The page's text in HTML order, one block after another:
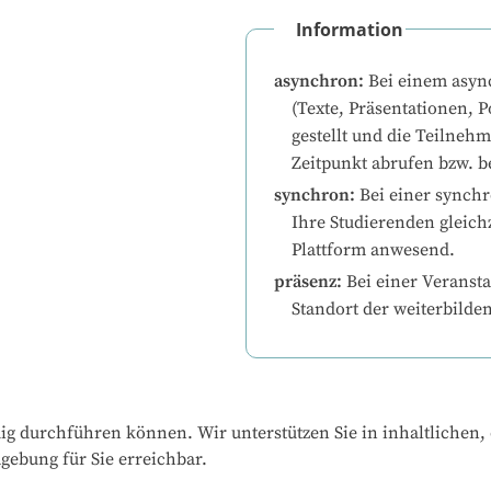
Information
asynchron: Bei einem
(Texte, Präsentationen,
gestellt und die
Zeitpunkt abrufen bzw.
synchron: Bei einer
Ihre Studierenden
Plattform anwesend.
präsenz: Bei einer
Standort der
durchführen können. Wir unterstützen Sie in
für Sie erreichbar.